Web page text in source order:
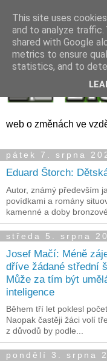
web o změnách ve
pátek 7. srpna
Eduard Štorch:
Autor, známý především
povídkami a romány
kamenné a doby
středa 5. srpna
Josef Mačí: Méně
dříve žádané střední
Může za tím být
inteligence
Během tří let poklesl
Naopak častěji žáci volí
z důvodů by podle...
pondělí 3. srpna
This site uses
and to analyze traffic.
shared with Google
metrics to ensure
statistics, and to